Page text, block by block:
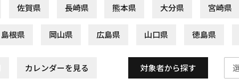
佐賀県 長崎県 熊本県 大分県 宮崎県
島根県 岡山県 広島県 山口県 徳島県
カレンダーを見る 対象者から探す